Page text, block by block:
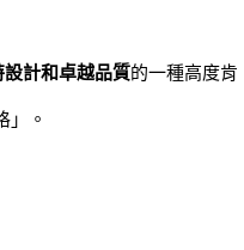
計和卓越品質的一種高度肯
」。